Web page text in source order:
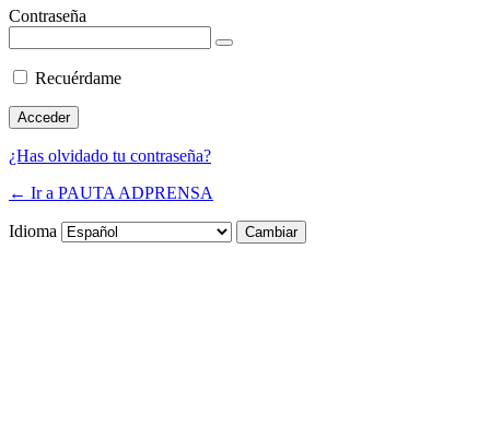
Contraseña
Recuérdame
¿Has olvidado tu contraseña?
← Ir a PAUTA ADPRENSA
Idioma